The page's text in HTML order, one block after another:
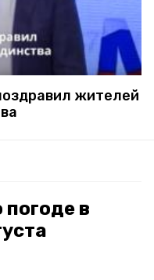
жителей
погоде в